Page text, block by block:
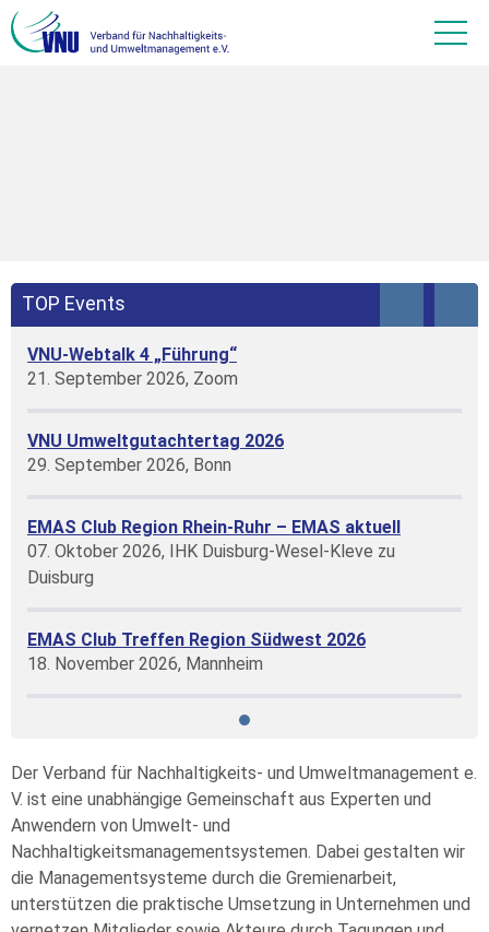
TOP Events
VNU-Webtalk 4 „Führung“
21. September 2026, Zoom
VNU Umweltgutachtertag 2026
29. September 2026, Bonn
EMAS Club Region Rhein-Ruhr – EMAS aktuell
07. Oktober 2026, IHK Duisburg-Wesel-Kleve zu
Duisburg
EMAS Club Treffen Region Südwest 2026
18. November 2026, Mannheim
Der Verband für Nachhaltigkeits- und Umweltmanagement e.
V. ist eine unabhängige Gemeinschaft aus Experten und
Anwendern von Umwelt- und
Nachhaltigkeitsmanagementsystemen. Dabei gestalten wir
die Managementsysteme durch die Gremienarbeit,
unterstützen die praktische Umsetzung in Unternehmen und